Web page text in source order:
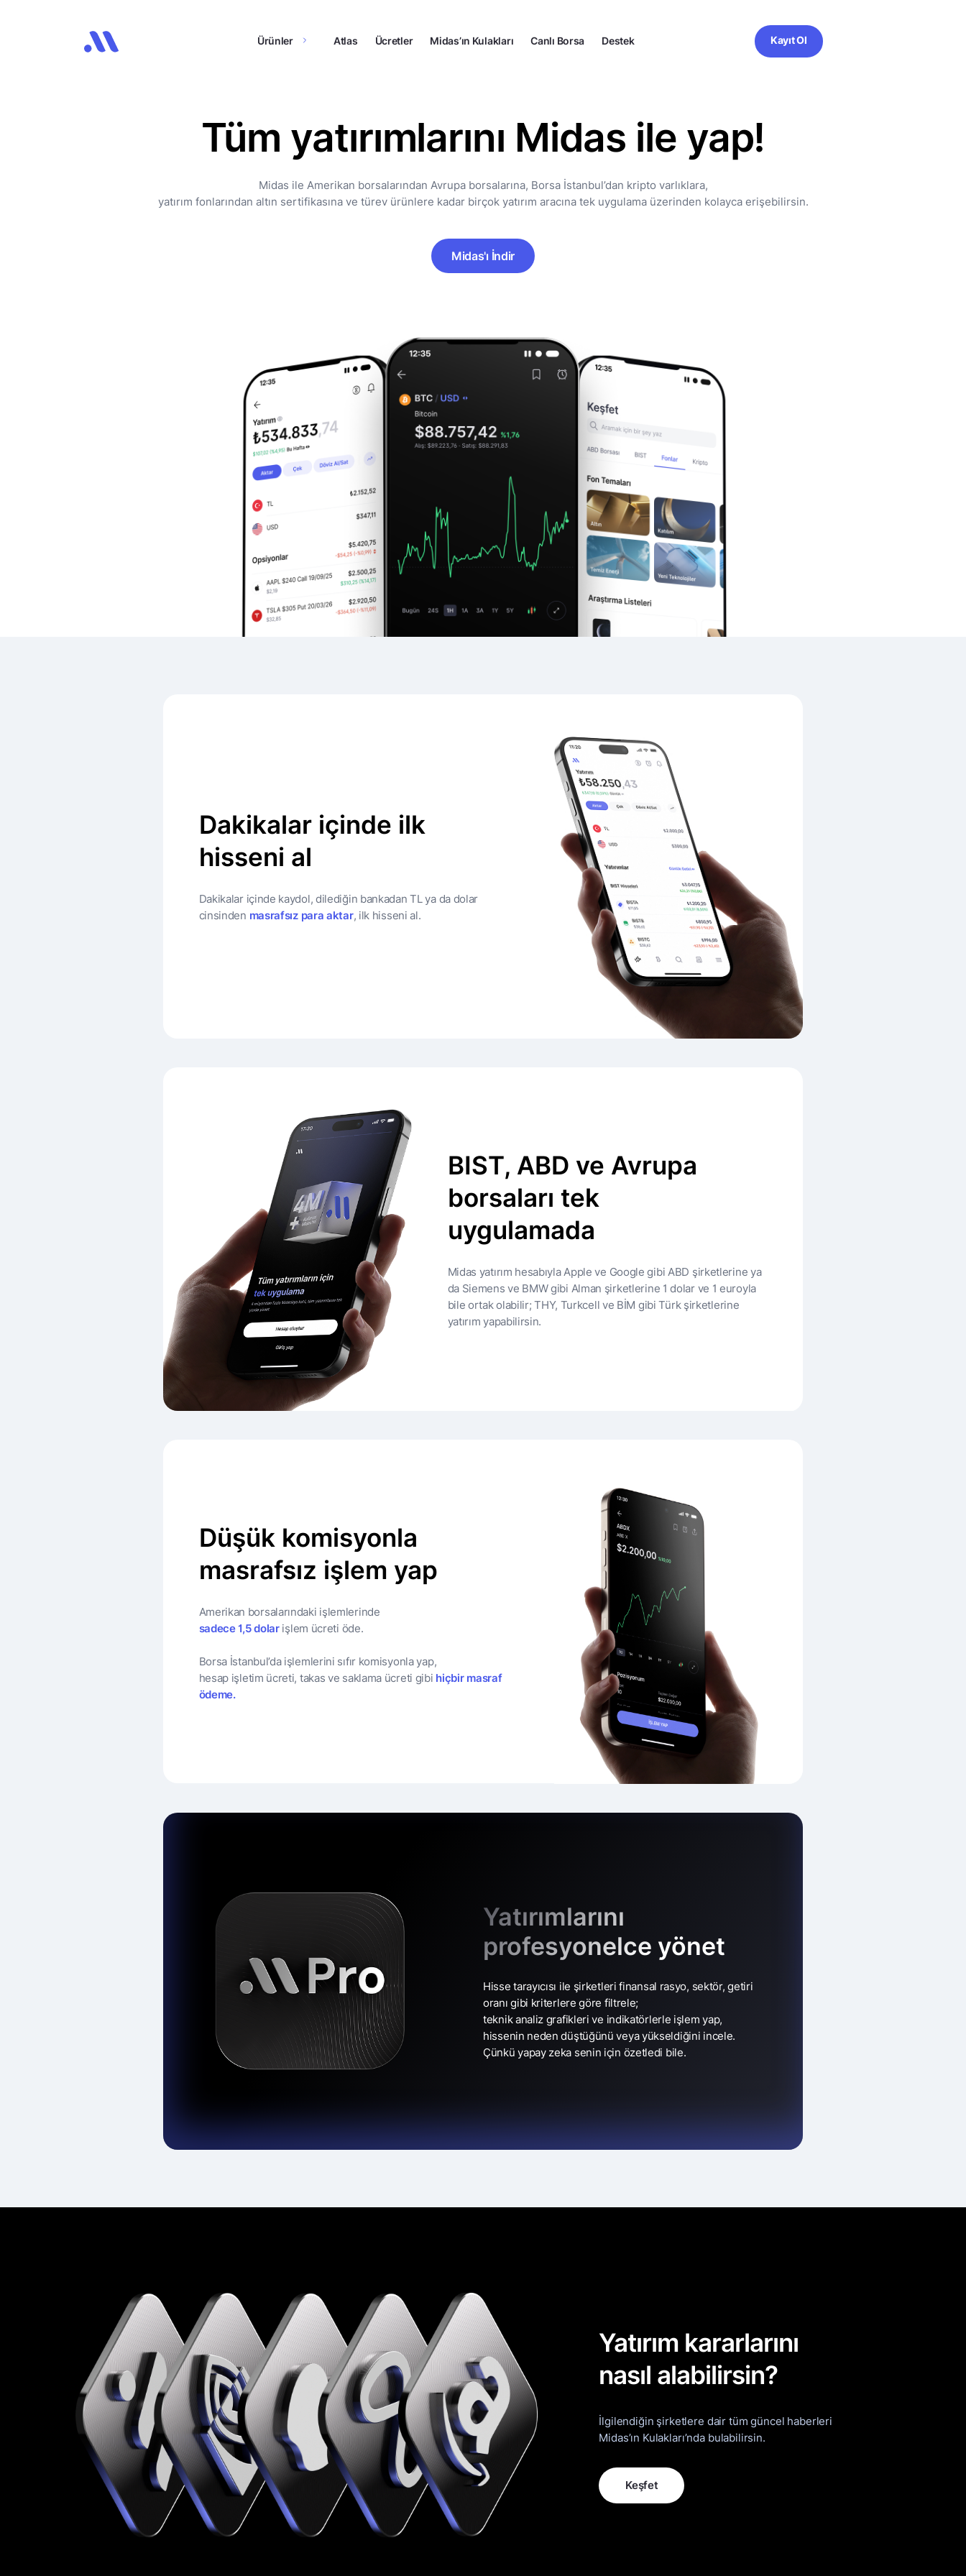
Ürünler Atlas Ücretler Midas’ın Kulakları Canlı Borsa Destek Kayıt Ol
Tüm yatırımlarını Midas ile yap!
Midas ile Amerikan borsalarından Avrupa borsalarına, Borsa İstanbul’dan kripto varlıklara,
yatırım fonlarından altın sertifikasına ve türev ürünlere kadar birçok yatırım aracına tek uygulama üzerinden kolayca erişebilirsin.
Midas'ı İndir
Dakikalar içinde ilk
hisseni al
Dakikalar içinde kaydol, dilediğin bankadan TL ya da dolar
cinsinden masrafsız para aktar, ilk hisseni al.
BIST, ABD ve Avrupa
borsaları tek
uygulamada
Midas yatırım hesabıyla Apple ve Google gibi ABD şirketlerine ya
da Siemens ve BMW gibi Alman şirketlerine 1 dolar ve 1 euroyla
bile ortak olabilir; THY, Turkcell ve BİM gibi Türk şirketlerine
yatırım yapabilirsin.
Düşük komisyonla
masrafsız işlem yap
Amerikan borsalarındaki işlemlerinde
sadece 1,5 dolarişlem ücreti öde.
Borsa İstanbul’da işlemlerini sıfır komisyonla yap,
hesap işletim ücreti, takas ve saklama ücreti gibi hiçbir masraf
ödeme.
Yatırımlarını
profesyonelce yönet
Hisse tarayıcısı ile şirketleri finansal rasyo, sektör, getiri
oranı gibi kriterlere göre filtrele;
teknik analiz grafikleri ve indikatörlerle işlem yap,
hissenin neden düştüğünü veya yükseldiğini incele.
Çünkü yapay zeka senin için özetledi bile.
Yatırım kararlarını
nasıl alabilirsin?
İlgilendiğin şirketlere dair tüm güncel haberleri
Midas’ın Kulakları’nda bulabilirsin.
Keşfet